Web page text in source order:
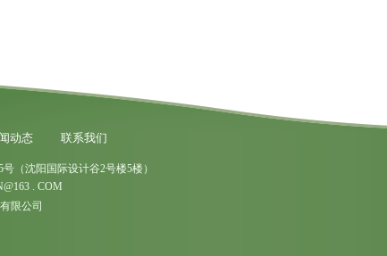
动态 联系我们
（沈阳国际设计谷2号楼5楼）
. COM
限公司